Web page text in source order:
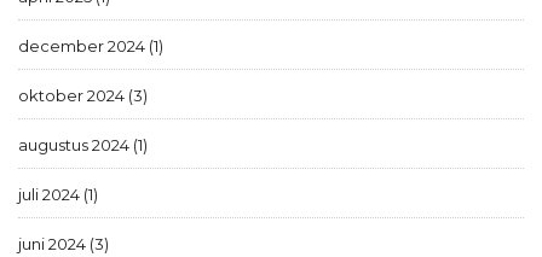
december 2024 (1)
oktober 2024 (3)
augustus 2024 (1)
juli 2024 (1)
juni 2024 (3)